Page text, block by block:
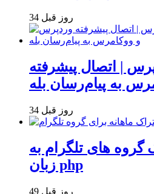
34 روز قبل
| اتصال پیشرفته
به پیام‌رسان بله
34 روز قبل
های تلگرام به
زبان php
49 روز قبل